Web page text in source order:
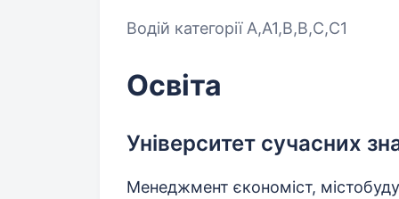
Водій категорії А,А1,В,В,С,С1
Освіта
Університет сучасних
Менеджмент єкономіст,